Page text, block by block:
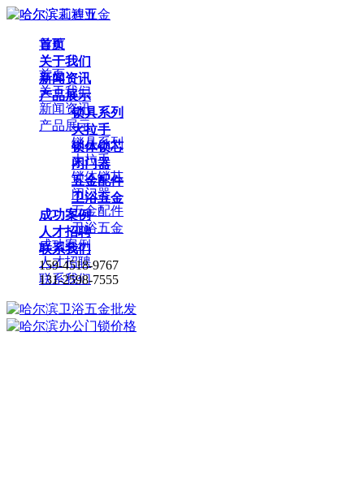
首页
关于我们
新闻资讯
产品展示
锁具系列
大拉手
锁体锁芯
闭门器
五金配件
卫浴五金
成功案例
人才招聘
联系我们
159-4518-9767
131-2598-7555
导航
首页
关于我们
新闻资讯
产品展示
锁具系列
大拉手
锁体锁芯
闭门器
五金配件
卫浴五金
成功案例
人才招聘
联系我们